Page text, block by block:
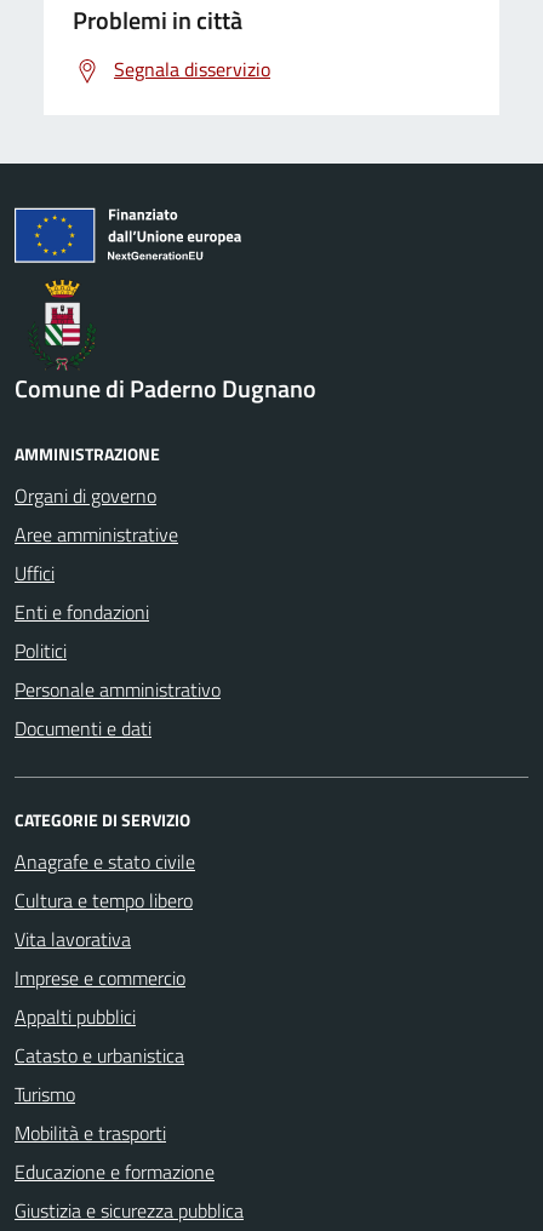
Problemi in città
Segnala disservizio
Comune di Paderno Dugnano
AMMINISTRAZIONE
Organi di governo
Aree amministrative
Uffici
Enti e fondazioni
Politici
Personale amministrativo
Documenti e dati
CATEGORIE DI SERVIZIO
Anagrafe e stato civile
Cultura e tempo libero
Vita lavorativa
Imprese e commercio
Appalti pubblici
Catasto e urbanistica
Turismo
Mobilità e trasporti
Educazione e formazione
Giustizia e sicurezza pubblica